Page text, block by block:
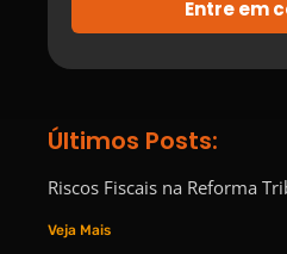
Entre em
Últimos Posts:
Riscos Fiscais na Reforma
Veja Mais